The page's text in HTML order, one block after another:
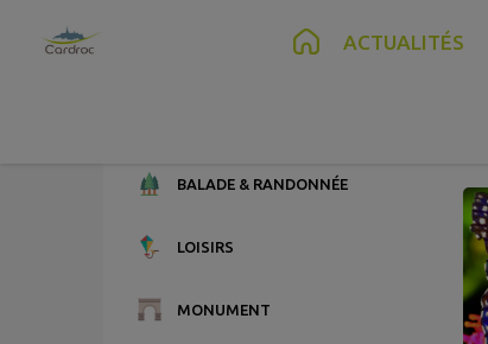
Contenu Recherche Pied de page
ACTUALITÉS
BALADE & RANDONNÉE
LOISIRS
MONUMENT